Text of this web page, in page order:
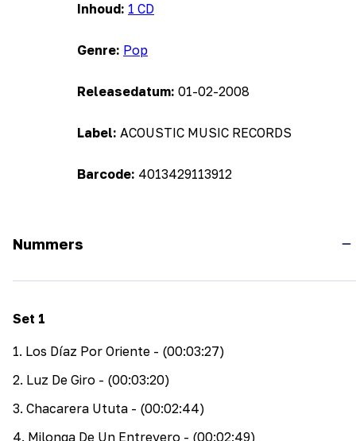
Inhoud: 1 CD
Genre: Pop
Releasedatum: 01-02-2008
Label: ACOUSTIC MUSIC RECORDS
Barcode: 4013429113912
Nummers
Set 1
1. Los Díaz Por Oriente - (00:03:27)
2. Luz De Giro - (00:03:20)
3. Chacarera Ututa - (00:02:44)
4. Milonga De Un Entrevero - (00:02:49)